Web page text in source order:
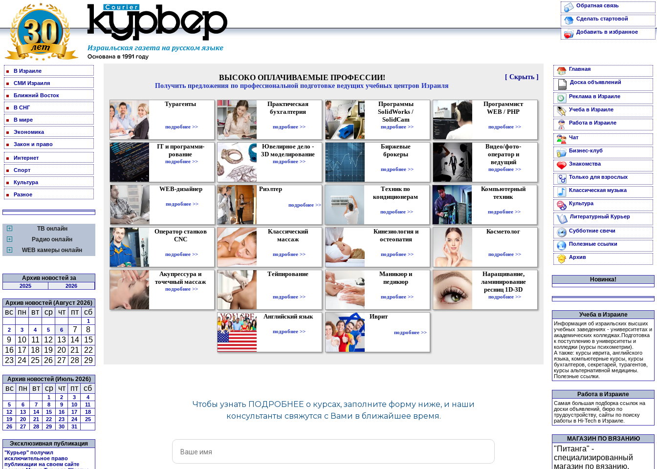
Обратная связь
Сделать стартовой
Добавить в избранное
В Израиле
СМИ Израиля
Ближний Восток
В СНГ
В мире
Экономика
Закон и право
Интернет
Спорт
Культура
Разное
ТВ онлайн
Радио онлайн
WEB камеры онлайн
Архив новостей за
2025 2026
Архив новостей (Август 2026)
вс пн вт ср чт пт сб
1
2
3 4 5 6 7
8
9
10 11 12 13 14
15
16 17 18 19 20 21
22
23 24 25 26 27 28 29
Архив новостей (Июль 2026)
вс пн вт ср чт пт сб
1 2 3
4
5
6 7 8 9 10
11
12
13 14 15 16 17
18
19
20 21 22 23 24
25
26
27 28 29 30 31
Эксклюзивная публикация
"Курьер" получил
исключительное право
публикации на своем сайте
[ Скрыть ]
ВЫСОКО ОПЛАЧИВАЕМЫЕ ПРОФЕССИИ!
Получить предложения по профессиональной подготовке ведущих учебных центров Израиля
Турагенты
подробнее >>
Практическая
бухгалтерия
подробнее >>
Программы
SolidWorks /
SolidCam
подробнее >>
Программист
WEB / PHP
подробнее >>
IT и программи-
рование
подробнее >>
Ювелирное дело -
3D моделирование
подробнее >>
Биржевые
брокеры
подробнее >>
Видео/фото-
оператор и
ведущий
подробнее >>
WEB-дизайнер
подробнее >>
Риэлтер
подробнее >>
Техник по
кондиционерам
подробнее >>
Компьютерный
техник
подробнее >>
Оператор станков
CNC
подробнее >>
Классический
массаж
подробнее >>
Кинезиология и
остеопатия
подробнее >>
Косметолог
подробнее >>
Акупрессура и
точечный массаж
подробнее >>
Тейпирование
подробнее >>
Маникюр и
педикюр
подробнее >>
Наращивание,
ламинирование
ресниц 1D-3D
подробнее >>
Английский язык
подробнее >>
Иврит
подробнее >>
Главная
Доска объявлений
Реклама в Израиле
Учеба в Израиле
Работа в Израиле
Чат
Бизнес-клуб
Знакомства
Только для взрослых
Классическая музыка
Культура
Литературный Курьер
Субботние свечи
Полезные ссылки
Архив
Новинка!
Учеба в Израиле
Информация об израильских высших
учебных заведениях - университетах и
академических колледжах.Подготовка
к поступлению в университеты и
колледжи (курсы психометрии).
А также: курсы иврита, английского
языка, компьютерные курсы, курсы
бухгалтеров, секретарей, турагентов,
курсы альтернативной медицины.
Полезные ссылки.
Работа в Израиле
Самая большая подборка ссылок на
доски объявлений, бюро по
трудоустройству, сайты по поиску
работы в Hi-Tech в Израиле.
МАГАЗИН ПО ВЯЗАНИЮ
"Питанга" -
специализированный
магазин по вязанию,